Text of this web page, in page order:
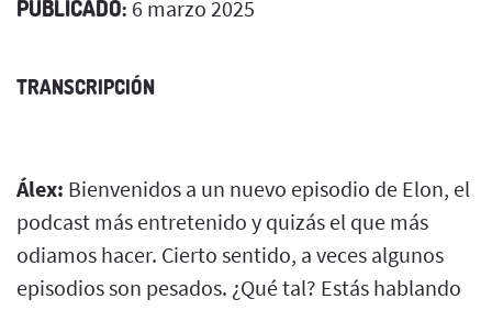
PUBLICADO: 6 marzo 2025
TRANSCRIPCIÓN
Álex: Bienvenidos a un nuevo episodio de Elon, el
podcast más entretenido y quizás el que más
odiamos hacer. Cierto sentido, a veces algunos
episodios son pesados. ¿Qué tal? Estás hablando